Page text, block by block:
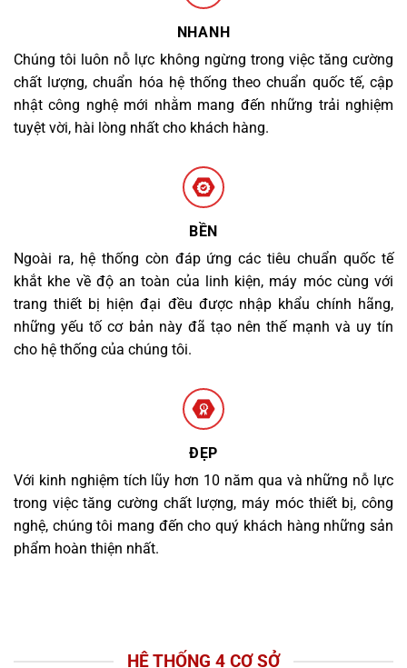
NHANH
Chúng tôi luôn nỗ lực không ngừng trong việc tăng cường
chất lượng, chuẩn hóa hệ thống theo chuẩn quốc tế, cập
nhật công nghệ mới nhằm mang đến những trải nghiệm
tuyệt vời, hài lòng nhất cho khách hàng.
BỀN
Ngoài ra, hệ thống còn đáp ứng các tiêu chuẩn quốc tế
khắt khe về độ an toàn của linh kiện, máy móc cùng với
trang thiết bị hiện đại đều được nhập khẩu chính hãng,
những yếu tố cơ bản này đã tạo nên thế mạnh và uy tín
cho hệ thống của chúng tôi.
ĐẸP
Với kinh nghiệm tích lũy hơn 10 năm qua và những nỗ lực
trong việc tăng cường chất lượng, máy móc thiết bị, công
nghệ, chúng tôi mang đến cho quý khách hàng những sản
phẩm hoàn thiện nhất.
HỆ THỐNG 4 CƠ SỞ